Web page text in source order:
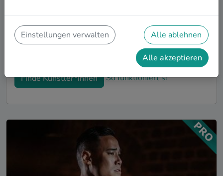
findest Du eine Vielzahl an professionellen Singer
songwriter Hochzeitsbands in Bottrop, die euer Fest
zu einem echten Highlight werden lassen. Buche jetzt
genau die richtige Live-Musik für eure Feierlichkeiten!
Finde Künstler*innen So funktioniert's!
Einstellungen verwalten Alle ablehnen
Alle akzeptieren